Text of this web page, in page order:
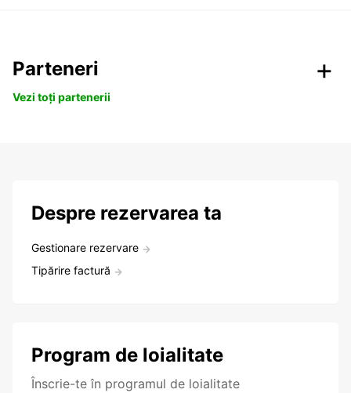
Parteneri
Vezi toți partenerii
Despre rezervarea ta
Gestionare rezervare
Tipărire factură
Program de loialitate
Înscrie-te în programul de loialitate